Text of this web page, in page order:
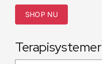
SHOP NU
Terapisystemer